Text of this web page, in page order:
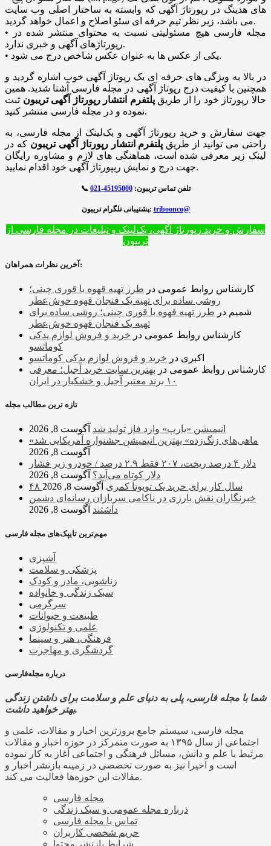
های هدینگ در رپورتاژ آگهی که وابسته به ساختار اصلی وب سایت
می باشد، زیر نظر تیم حرفه ای سئو اصلاح و اعمال خواهد گردید.
• مجله فارسی هیچ مسئولیتی نسبت به محتوای منتشر شده در
رپورتاژهای آگهی و خبری ندارد.
• یکی از عکس ها به عنوان عکس شاخص درج می شود.
در بالا به ویژگی های حرفه ای یک رپوتاژ آگهی خوب اشاره گردید و
همچنین با کیفیت درج رپوتاژ آگهی در مجله فارسی آشنا شدید. همین
حالا رپورتاژ خود را از طریقپلتفرم انتشار رپورتاژ آگهی تریبون ثبت
نموده و در مجله فارسی منتشر کنید.
جهت سفارش و خرید رپورتاژ آگهی و بک‌لینک از مجله فارسی، به
راحتی می توانید از طریق پلتفرم انتشار رپورتاژ آگهی تریبونکه در
لینک زیر معرفی شده است، هماهنگی های لازم و مشاوره رایگان
جهت درج و نمایش ریپورتاژ آگهی خود اقدام نمایید.
📞 تلفن تماس تریبون: 45195000-021
پشتیبانی تلگرام تریبون: triboonco@
سفارش و خرید رپورتاژ آگهی، بک‌لینک و تبلیغات در مجله فارسی از
تریبون
آخرین نظرات همراهان:
کارشناس روابط عمومی در طرز تهیه قهوه با قوری چینی؛
روشی ساده برای تهیه یک فنجان قهوه خوش‌عطر
شمیم در طرز تهیه قهوه با قوری چینی؛ روشی ساده برای
تهیه یک فنجان قهوه خوش‌عطر
کارشناس روابط عمومی در خرید و فروش لوازم یدکی
کوماتسو
اکبری در خرید و فروش لوازم یدکی کوماتسو
کارشناس روابط عمومی در بهترین سایت خرید آجیل؛ معرفی
۱۰ برند معتبر آجیل و خشکبار در ایران
تازه ترین مطالب مجله
انیمیشن «یارپ» وارد فاز تولید شد آگوست 8, 2026
«ماهی‌های زنگ‌زده» بهترین انیمیشن جشنواره آمریکایی شد
آگوست 8, 2026
دلار ۴ درصد ریخت، ۲۰۷ فقط ۲.۹ درصد / خودرو زیر فشار
دلار کوتاه می‌آید؟ آگوست 8, 2026
۴۸ سال کار برای خرید یک تویوتا کمری آگوست 8, 2026
خبرنگاران نقش بارزی در ناکامی سربازان رسانه‌ای دشمن
داشتند آگوست 8, 2026
مهم‌ترین تایپک‌های مجله فارسی
آشپزی
پزشکی و سلامت
زناشویی، مادر و کودک
سبک زندگی و خانواده
سرگرمی
طبیعت و حیوانات
علمی و تکنولوژی
فرهنگی، هنر و سینما
گردشگری و مهاجرت
درباره مجله‌فارسی
شما با مجله فارسی، پلی به دنیای علم و سلامت برای داشتن زندگی
بهتر خواهید داشت.
مجله فارسی، سیستم جامع بروزترین اخبار و مقالات، علمی و
اجتماعی از سال ۱۳۹۵ به صورت متمرکز در حوزه اخبار و مقالات
مرتبط با علم و دانش، مسائل فرهنگی و اجتماعی آغاز به کار نموده
است و اخیرا نیز به صورت تخصصی در زمینه بازنشر اخبار و
مقالات این حوزه‌ها فعالیت می کند.
مجله فارسی
درباره مجله عمومی و سبک زندگی
تماس با مجله فارسی
حریم شخصی کاربران